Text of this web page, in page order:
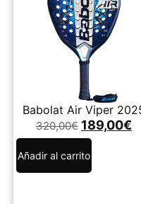
Babolat Air Viper
320,00€ 189,00€
Añadir al carrito